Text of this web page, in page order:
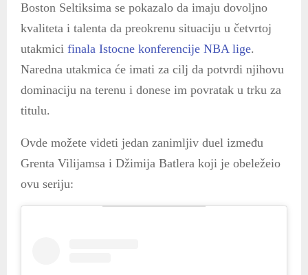
Boston Seltiksima se pokazalo da imaju dovoljno
kvaliteta i talenta da preokrenu situaciju u četvrtoj
utakmici finala Istocne konferencije NBA lige.
Naredna utakmica će imati za cilj da potvrdi njihovu
dominaciju na terenu i donese im povratak u trku za
titulu.
Ovde možete videti jedan zanimljiv duel između
Grenta Vilijamsa i Džimija Batlera koji je obeležeio
ovu seriju: